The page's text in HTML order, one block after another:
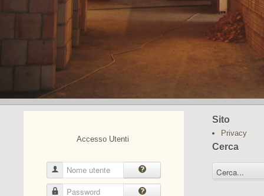
Accesso Utenti
Nome utente
Sito
Privacy
Cerca